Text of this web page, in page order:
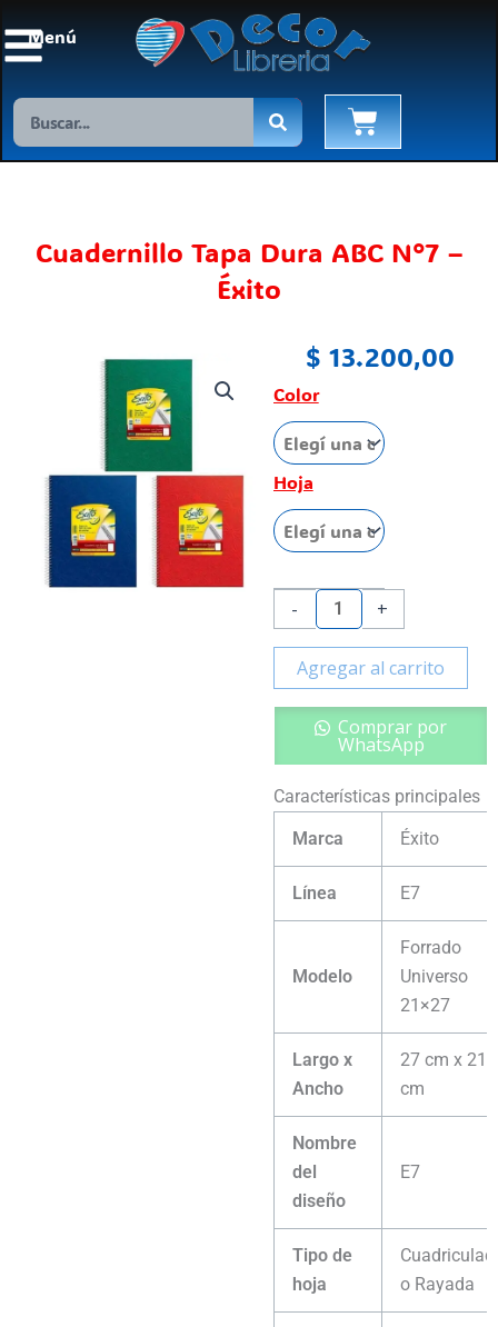
al
Menú
Search Cart
Cuadernillo Tapa Dura ABC N°7 –
Éxito
$ 13.200,00
Características principales
Marca
Éxito
Línea E7
Modelo
Forrado
Universo
21×27
Largo x
Ancho
27 cm x 21
cm
Nombre
del
diseño
E7
Tipo de
hoja
o Rayada
Color
Hoja
-
Cuadernillo
Tapa
Dura
ABC
N°7
-
cantidad
+
Agregar al carrito
Comprar por
WhatsApp